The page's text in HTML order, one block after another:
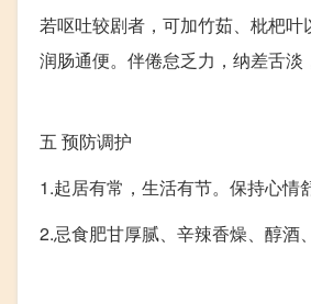
若呕吐较剧者，可加竹茹、枇杷
润肠通便。伴倦怠乏力，纳差舌淡
五 预防调护
1.起居有常，生活有节。保持心情
2.忌食肥甘厚腻、辛辣香燥、醇酒